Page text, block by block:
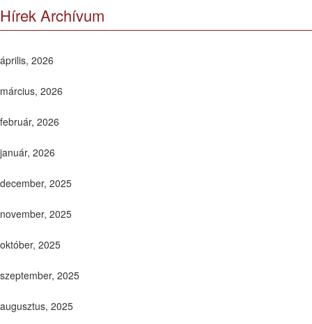
Hírek Archívum
április, 2026
március, 2026
február, 2026
január, 2026
december, 2025
november, 2025
október, 2025
szeptember, 2025
augusztus, 2025